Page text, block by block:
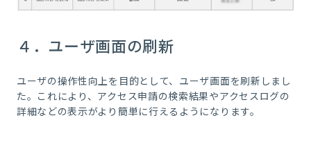
４．ユーザ画面の刷新
ユーザの操作性向上を目的として、ユーザ画面を刷新しまし
た。これにより、アクセス申請の検索結果やアクセスログの
詳細などの表示がより簡単に行えるようになります。